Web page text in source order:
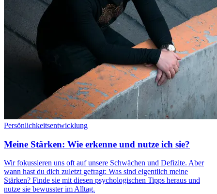
Persönlichkeitsentwicklung
Meine Stärken: Wie erkenne und nutze ich sie?
Wir fokussieren uns oft auf unsere Schwächen und Defizite. Aber
wann hast du dich zuletzt gefragt: Was sind eigentlich meine
Stärken? Finde sie mit diesen psychologischen Tipps heraus und
nutze sie bewusster im Alltag.